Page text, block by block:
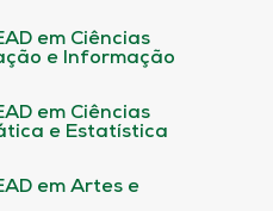
em Ciências
e Informação
em Ciências
e Estatística
em Artes e